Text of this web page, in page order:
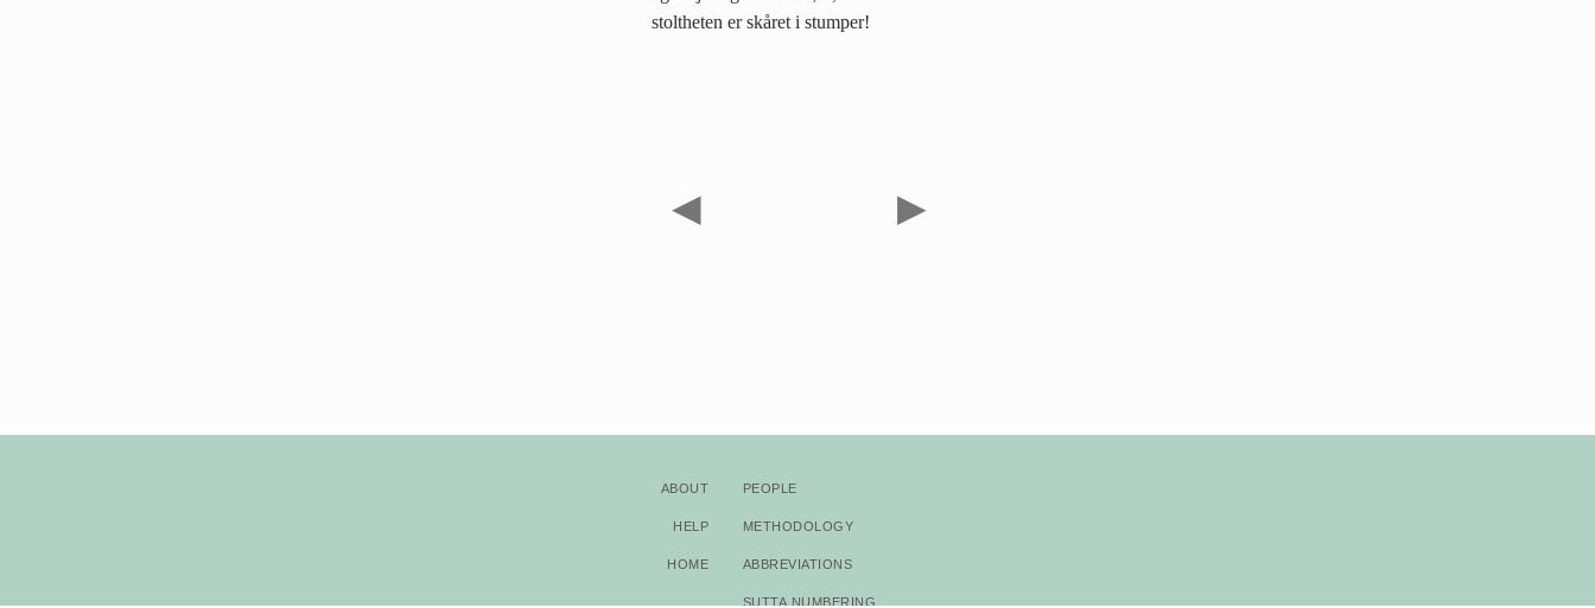
stoltheten er skåret i stumper!
◀ ▶
About
Help
Home
People
Methodology
Abbreviations
Sutta Numbering